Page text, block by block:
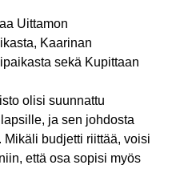
Uittamon
Kaarinan
sekä Kupittaan
olisi suunnattu
ja sen johdosta
budjetti riittää, voisi
että osa sopisi myös